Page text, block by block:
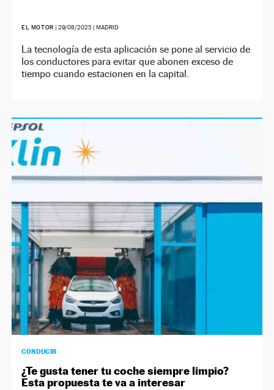
EL MOTOR | 29/08/2025| MADRID
La tecnología de esta aplicación se pone al servicio de
los conductores para evitar que abonen exceso de
tiempo cuando estacionen en la capital.
CONDUCIR
¿Te gusta tener tu coche siempre limpio?
Esta propuesta te va a interesar